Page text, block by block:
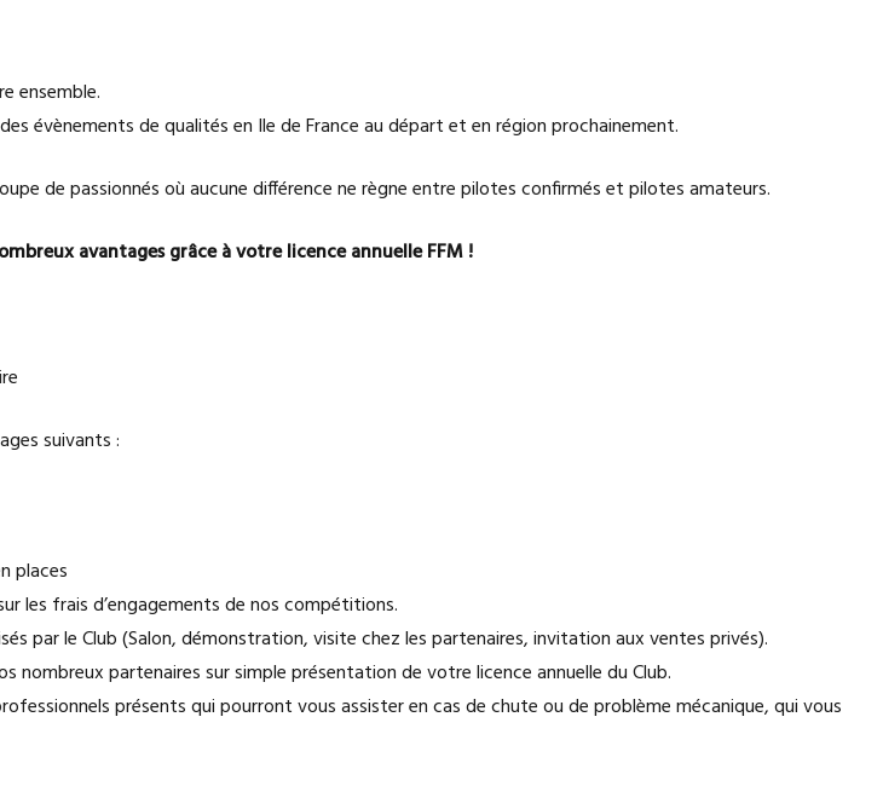
ensemble.
évènements de qualités en Ile de France au départ et en région prochainement.
de passionnés où aucune différence ne règne entre pilotes confirmés et pilotes amateurs.
avantages grâce à votre licence annuelle FFM !
suivants :
places
les frais d’engagements de nos compétitions.
par le Club (Salon, démonstration, visite chez les partenaires, invitation aux ventes privés).
partenaires sur simple présentation de votre licence annuelle du Club.
présents qui pourront vous assister en cas de chute ou de problème mécanique, qui vous